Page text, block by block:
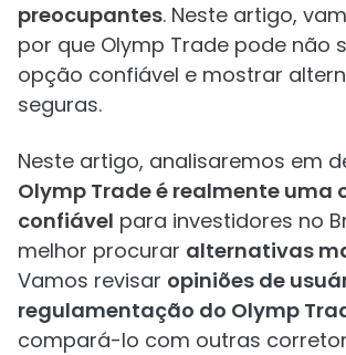
preocupantes. Neste artigo,
por que Olymp Trade pode não
opção confiável e mostrar
seguras.
Neste artigo, analisaremos em
Olymp Trade é realmente uma
confiável para investidores no
melhor procurar alternativas
Vamos revisar opiniões de
regulamentação do Olymp
compará-lo com outras